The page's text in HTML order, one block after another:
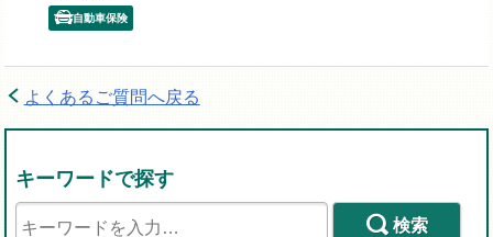
自動車保険
よくあるご質問へ戻る
キーワードで探す
検索